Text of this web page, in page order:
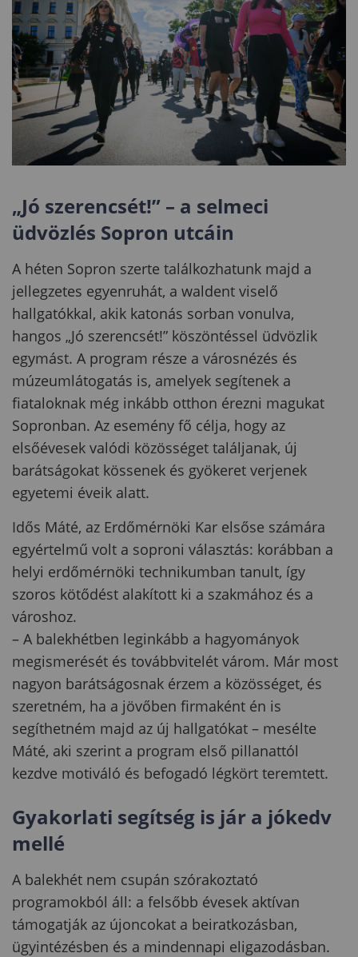
„Jó szerencsét!” – a selmeci
üdvözlés Sopron utcáin
A héten Sopron szerte találkozhatunk majd a
jellegzetes egyenruhát, a waldent viselő
hallgatókkal, akik katonás sorban vonulva,
hangos „Jó szerencsét!” köszöntéssel üdvözlik
egymást. A program része a városnézés és
múzeumlátogatás is, amelyek segítenek a
fiataloknak még inkább otthon érezni magukat
Sopronban. Az esemény fő célja, hogy az
elsőévesek valódi közösséget találjanak, új
barátságokat kössenek és gyökeret verjenek
egyetemi éveik alatt.
Idős Máté, az Erdőmérnöki Kar elsőse számára
egyértelmű volt a soproni választás: korábban a
helyi erdőmérnöki technikumban tanult, így
szoros kötődést alakított ki a szakmához és a
városhoz.
– A balekhétben leginkább a hagyományok
megismerését és továbbvitelét várom. Már most
nagyon barátságosnak érzem a közösséget, és
szeretném, ha a jövőben firmaként én is
segíthetném majd az új hallgatókat – mesélte
Máté, aki szerint a program első pillanattól
kezdve motiváló és befogadó légkört teremtett.
Gyakorlati segítség is jár a jókedv
mellé
A balekhét nem csupán szórakoztató
programokból áll: a felsőbb évesek aktívan
támogatják az újoncokat a beiratkozásban,
ügyintézésben és a mindennapi eligazodásban.